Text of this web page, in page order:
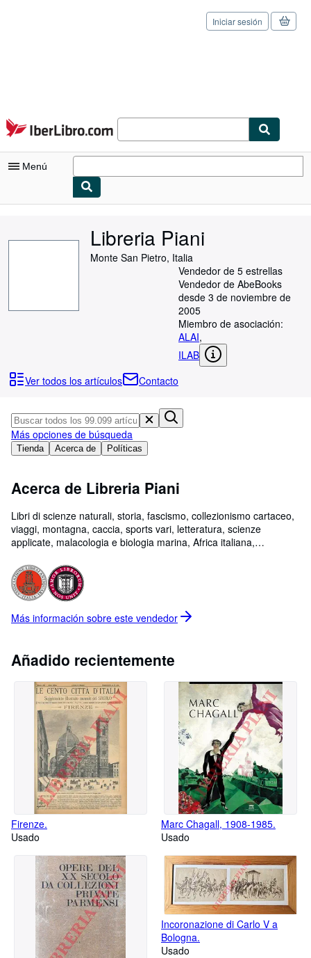
Pasar al contenido principal
IberLibro.com
Iniciar sesión
Menú
Consultar mis pedidos
Colecciones
Vendedores
Comenzar a vender
Ayuda
CERRAR
Libreria Piani
Monte San Pietro, Italia
Vendedor de 5 estrellas
Vendedor de AbeBooks
desde 3 de noviembre de
2005
Miembro de asociación:
ALAI,
ILAB
Ver todos los artículos
Contacto
Tienda Acerca de Políticas
Más opciones de búsqueda
Acerca de Libreria Piani
Libri di scienze naturali, storia, fascismo, collezionismo cartaceo,
viaggi, montagna, caccia, sports vari, letteratura, scienze
applicate, malacologia e biologia marina, Africa italiana,
Más información sobre este vendedor
Añadido recientemente
Firenze.
Usado
Marc Chagall, 1908-1985.
Usado
Incoronazione di Carlo V a
Bologna.
Usado